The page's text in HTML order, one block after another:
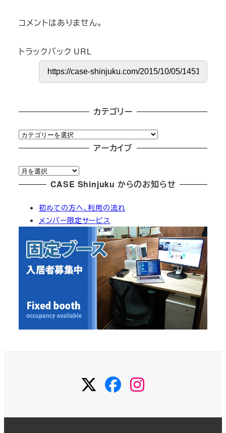
コメントはありません。
トラックバック URL
カテゴリー
カ
テ
リ
ー
アーカイブ
ア
ー
CASE Shinjuku からのお知らせ
初めての方へ、利用の流れ
メンバー限定サービス
TwitterFacebook